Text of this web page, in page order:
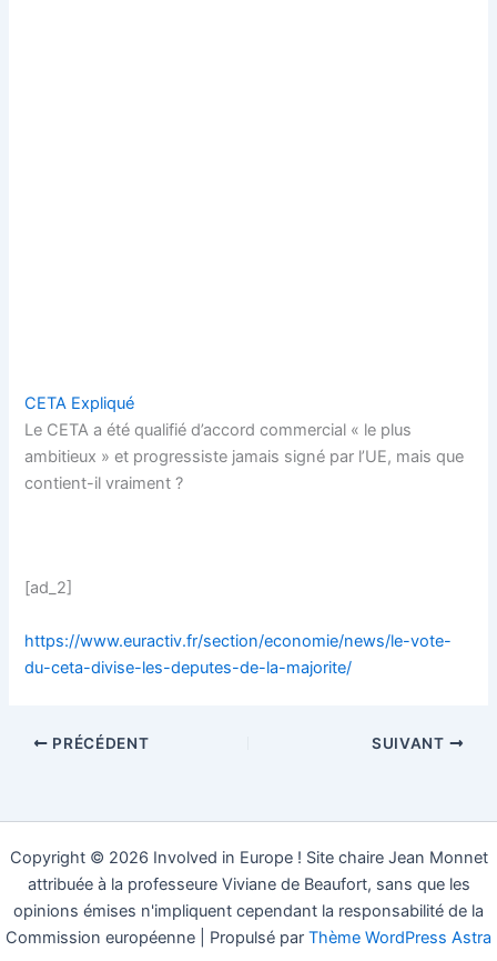
CETA Expliqué
Le CETA a été qualifié d’accord commercial « le plus
ambitieux » et progressiste jamais signé par l’UE, mais que
contient-il vraiment ?
[ad_2]
https://www.euractiv.fr/section/economie/news/le-vote-
du-ceta-divise-les-deputes-de-la-majorite/
PRÉCÉDENT SUIVANT
Copyright © 2026 Involved in Europe ! Site chaire Jean Monnet
attribuée à la professeure Viviane de Beaufort, sans que les
opinions émises n'impliquent cependant la responsabilité de la
Commission européenne | Propulsé par Thème WordPress Astra